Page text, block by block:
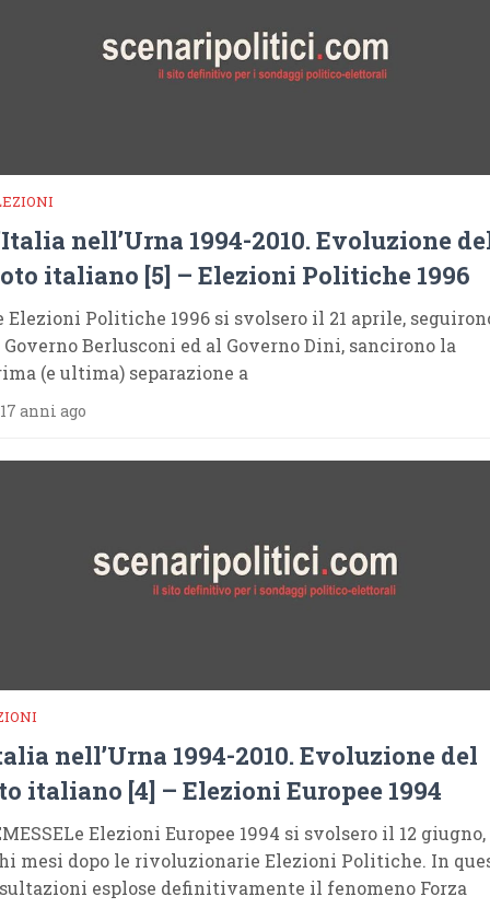
nell’Urna 1994-2010. Evoluzione
italiano [5] – Elezioni Politiche 1996
Elezioni Politiche 1996 si svolsero il 21 aprile,
Governo Berlusconi ed al Governo Dini, sancirono la
(e ultima) separazione a
anni ago
nell’Urna 1994-2010. Evoluzione del
italiano [4] – Elezioni Europee 1994
Elezioni Europee 1994 si svolsero il 12 giugno,
mesi dopo le rivoluzionarie Elezioni Politiche. In
esplose definitivamente il fenomeno Forza